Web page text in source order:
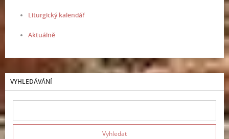
Liturgický kalendář
Aktuálně
VYHLEDÁVÁNÍ